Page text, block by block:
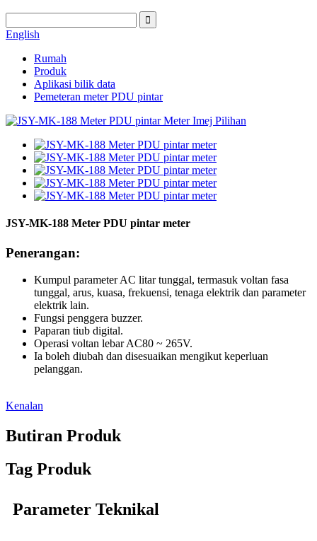
English
Rumah
Produk
Aplikasi bilik data
Pemeteran meter PDU pintar
JSY-MK-188 Meter PDU pintar meter
Penerangan:
Kumpul parameter AC litar tunggal, termasuk voltan fasa
tunggal, arus, kuasa, frekuensi, tenaga elektrik dan parameter
elektrik lain.
Fungsi penggera buzzer.
Paparan tiub digital.
Operasi voltan lebar AC80 ~ 265V.
Ia boleh diubah dan disesuaikan mengikut keperluan
pelanggan.
Kenalan
Butiran Produk
Tag Produk
Parameter Teknikal